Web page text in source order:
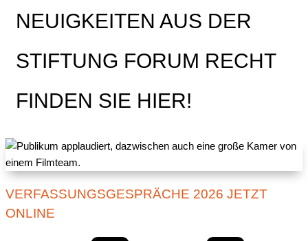
NEUIGKEITEN AUS DER
STIFTUNG FORUM RECHT
FINDEN SIE HIER!
VERFASSUNGSGESPRÄCHE 2026 JETZT
ONLINE